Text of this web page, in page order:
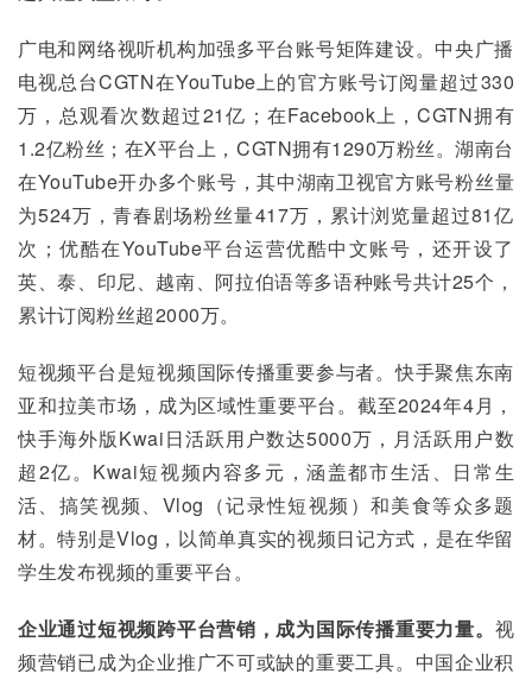
广电和网络视听机构加强多平台账号矩阵建设。中央广播
电视总台CGTN在YouTube上的官方账号订阅量超过330
万，总观看次数超过21亿；在Facebook上，CGTN拥有
1.2亿粉丝；在X平台上，CGTN拥有1290万粉丝。湖南台
在YouTube开办多个账号，其中湖南卫视官方账号粉丝量
为524万，青春剧场粉丝量417万，累计浏览量超过81亿
次；优酷在YouTube平台运营优酷中文账号，还开设了
英、泰、印尼、越南、阿拉伯语等多语种账号共计25个，
累计订阅粉丝超2000万。
短视频平台是短视频国际传播重要参与者。快手聚焦东南
亚和拉美市场，成为区域性重要平台。截至2024年4月，
快手海外版Kwai日活跃用户数达5000万，月活跃用户数
超2亿。Kwai短视频内容多元，涵盖都市生活、日常生
活、搞笑视频、Vlog（记录性短视频）和美食等众多题
材。特别是Vlog，以简单真实的视频日记方式，是在华留
学生发布视频的重要平台。
企业通过短视频跨平台营销，成为国际传播重要力量。 视
频营销已成为企业推广不可或缺的重要工具。中国企业积